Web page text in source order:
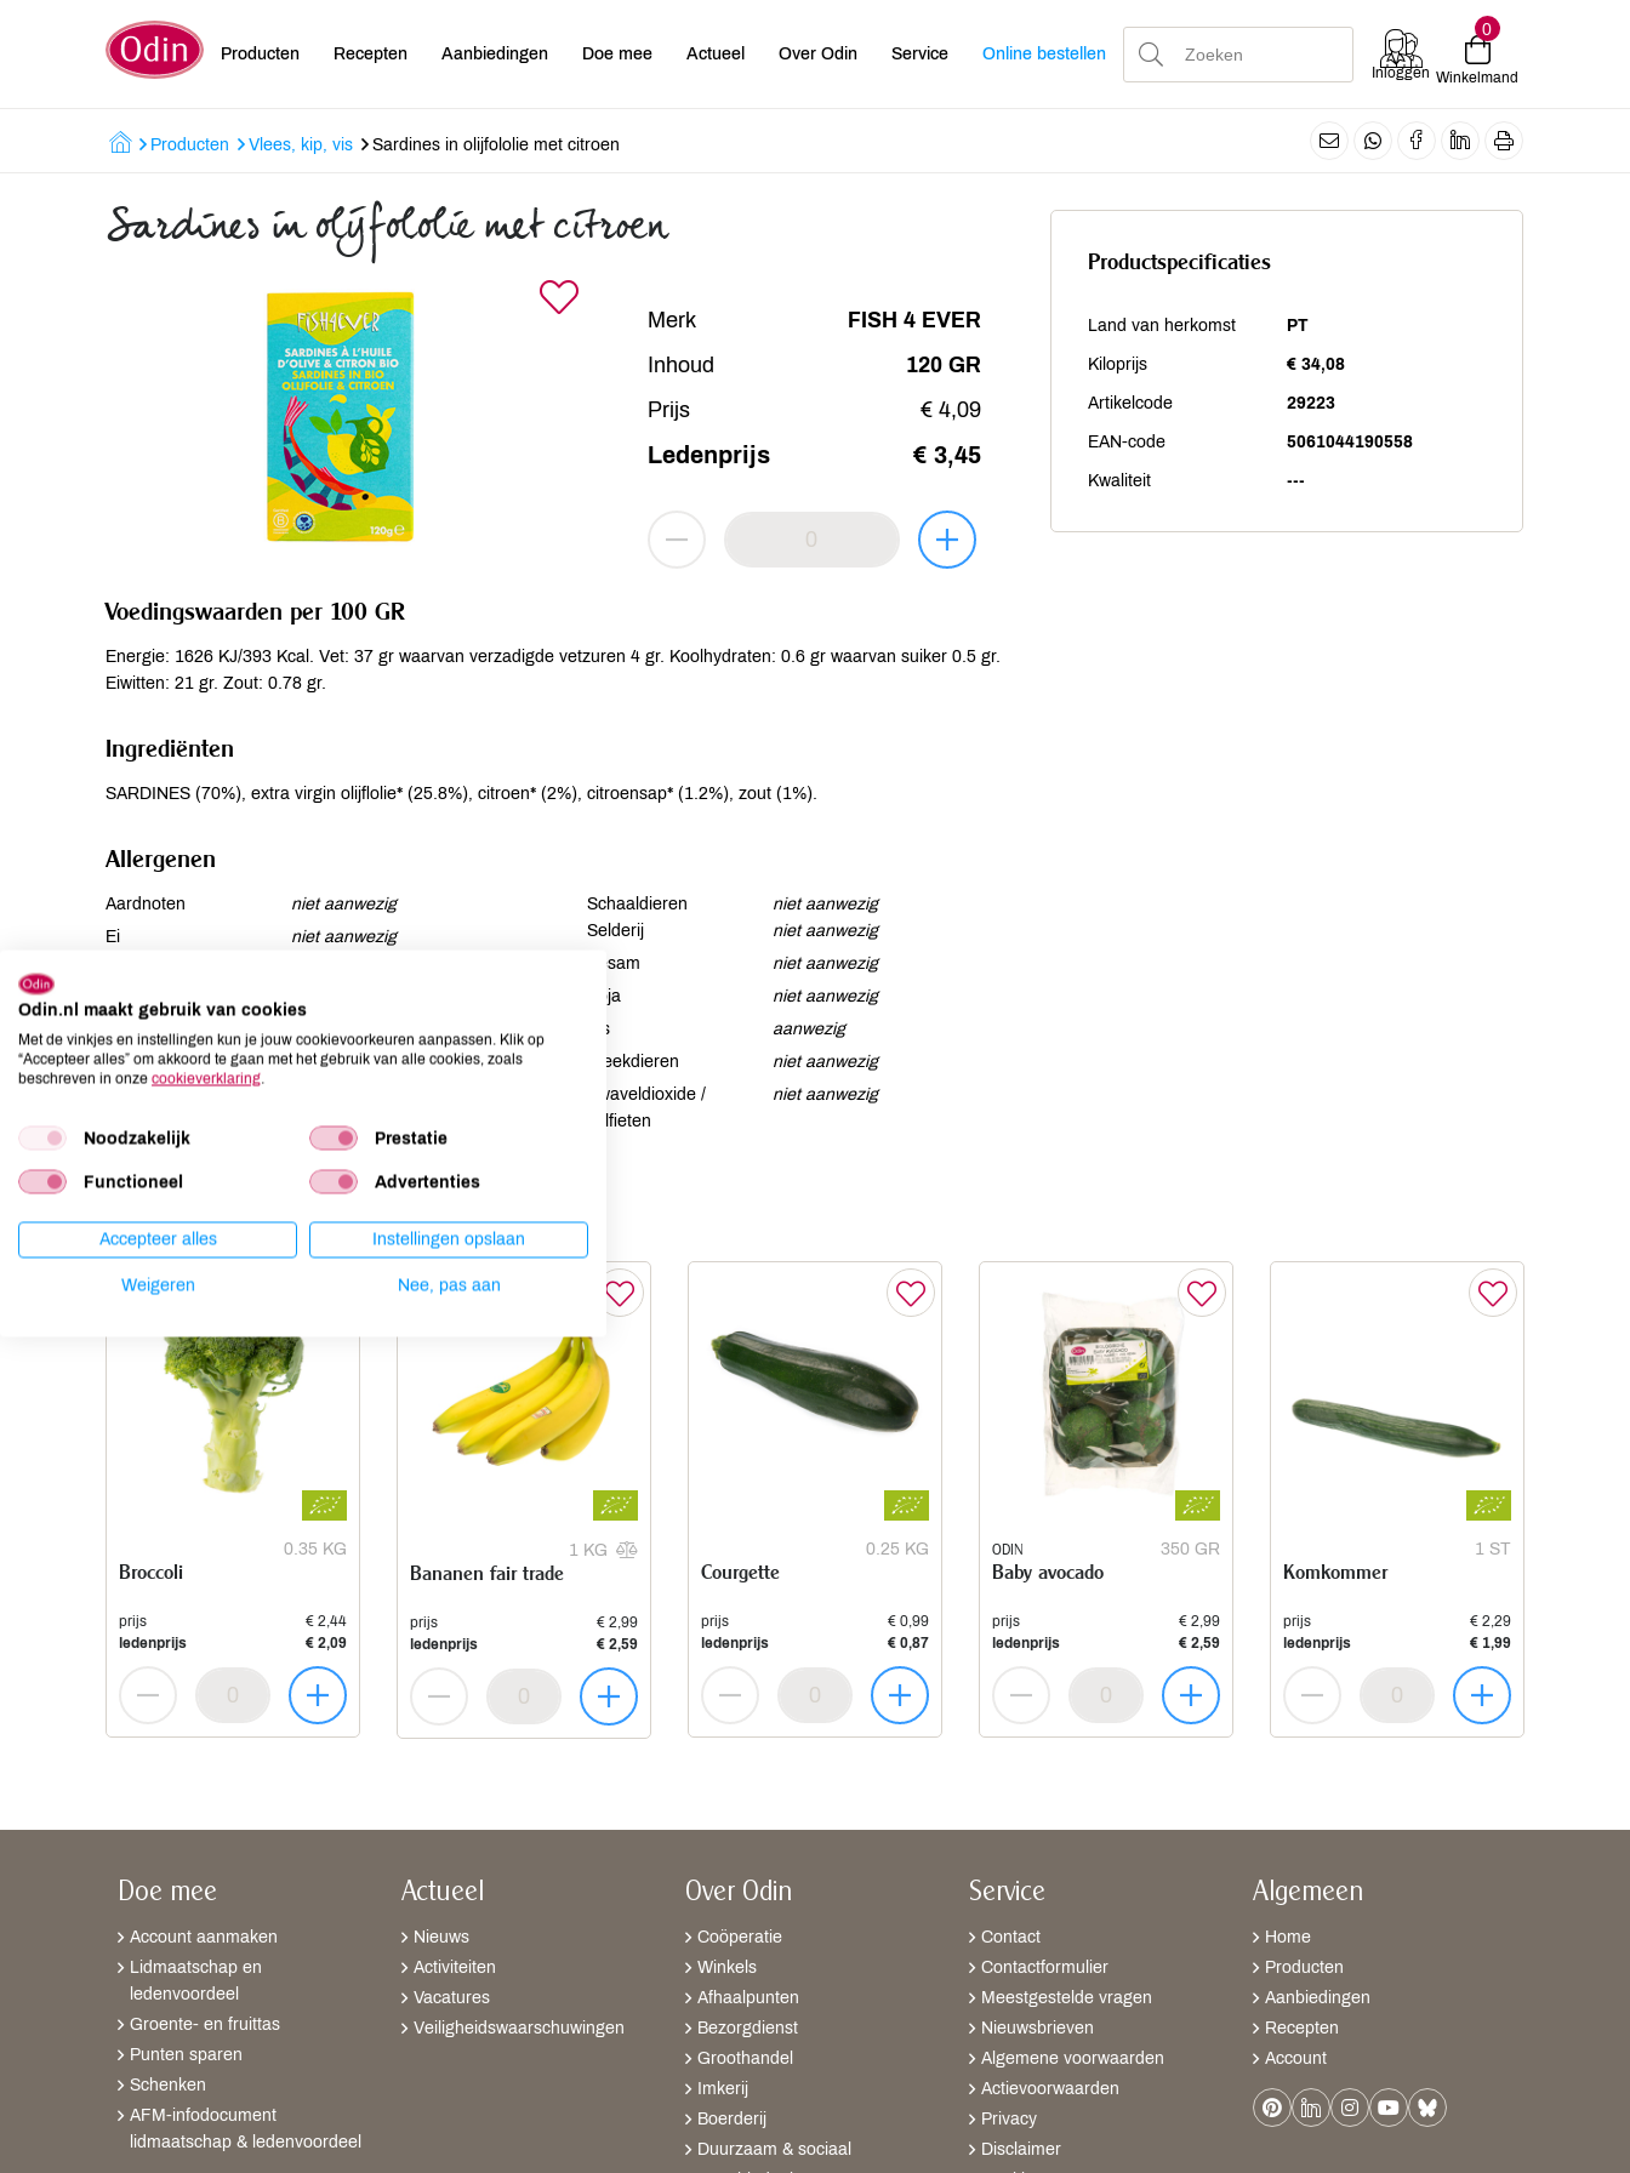
Producten Recepten Aanbiedingen Doe mee Actueel Over Odin Service Online bestellen
Inloggen
0
Winkelmand
Producten Vlees, kip, vis Sardines in olijfololie met citroen
Sardines in olijfololie met citroen
Merk
FISH 4 EVER
Inhoud
120 GR
Prijs
€ 4,09
Ledenprijs € 3,45
Voedingswaarden per 100 GR
Energie: 1626 KJ/393 Kcal. Vet: 37 gr waarvan verzadigde vetzuren 4 gr. Koolhydraten: 0.6 gr waarvan suiker 0.5 gr.
Eiwitten: 21 gr. Zout: 0.78 gr.
Ingrediënten
SARDINES (70%), extra virgin olijflolie* (25.8%), citroen* (2%), citroensap* (1.2%), zout (1%).
Allergenen
Aardnoten
niet aanwezig
Ei
niet aanwezig
Lactose
niet aanwezig
Lupine
niet aanwezig
Mosterd
niet aanwezig
Schaaldieren
niet aanwezig
Selderij
niet aanwezig
Sesam
niet aanwezig
Soja
niet aanwezig
Vis
aanwezig
Weekdieren
niet aanwezig
Zwaveldioxide /
sulfieten
niet aanwezig
Productspecificaties
Land van herkomst PT
Kiloprijs € 34,08
Artikelcode 29223
EAN-code 5061044190558
Kwaliteit ---
0.35 KG
Broccoli
prijs
€ 2,44
ledenprijs
€ 2,09
1 KG
Bananen fair trade
prijs
€ 2,99
ledenprijs
€ 2,59
0.25 KG
Courgette
prijs
€ 0,99
ledenprijs
€ 0,87
ODIN 350 GR
Baby avocado
prijs
€ 2,99
ledenprijs
€ 2,59
1 ST
Komkommer
prijs
€ 2,29
ledenprijs
€ 1,99
Doe mee
Account aanmaken
Lidmaatschap en
ledenvoordeel
Groente- en fruittas
Punten sparen
Schenken
AFM-infodocument
lidmaatschap & ledenvoordeel
Actueel
Nieuws
Activiteiten
Vacatures
Veiligheidswaarschuwingen
Over Odin
Coöperatie
Winkels
Afhaalpunten
Bezorgdienst
Groothandel
Imkerij
Boerderij
Duurzaam & sociaal
Service
Contact
Contactformulier
Meestgestelde vragen
Nieuwsbrieven
Algemene voorwaarden
Actievoorwaarden
Privacy
Disclaimer
Algemeen
Home
Producten
Aanbiedingen
Recepten
Account
Odin.nl maakt gebruik van cookies
Met de vinkjes en instellingen kun je jouw cookievoorkeuren aanpassen. Klik op
“Accepteer alles” om akkoord te gaan met het gebruik van alle cookies, zoals
beschreven in onze cookieverklaring.
Noodzakelijk Prestatie
Functioneel Advertenties
Accepteer alles Instellingen opslaan
Weigeren Nee, pas aan